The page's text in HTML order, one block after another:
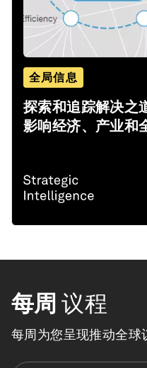
全局信息
探索和追踪解决之
影响经济、产业和
每周 议程
每周为您呈现推动全球